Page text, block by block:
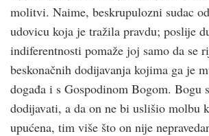
molitvi. Naime, beskrupulozni sudac
udovicu koja je tražila pravdu; poslije
indiferentnosti pomaže joj samo da se
beskonačnih dodijavanja kojima ga je
događa i s Gospodinom Bogom. Bogu
dodijavati, a da on ne bi uslišio molbu
upućena, tim više što on nije